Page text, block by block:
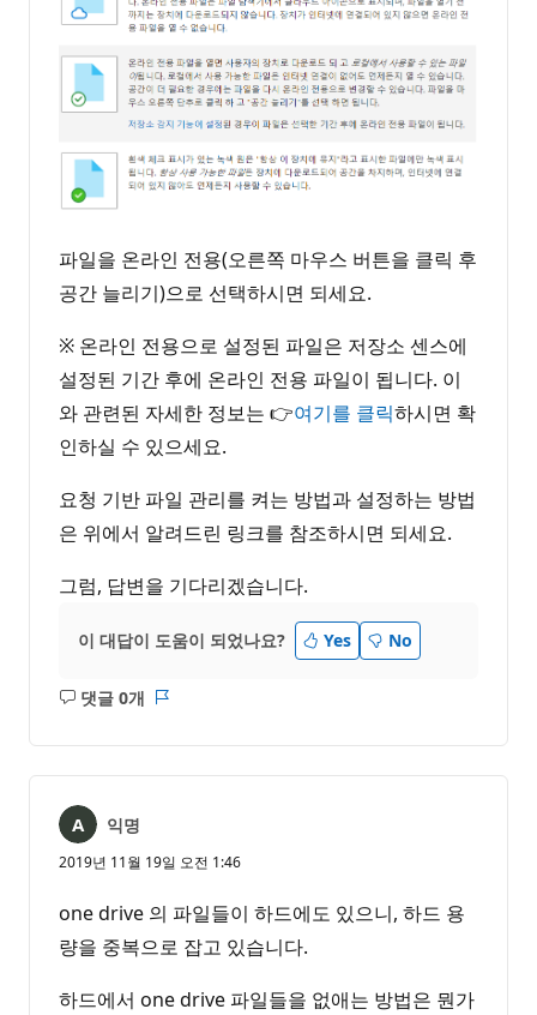
파일을 온라인 전용(오른쪽 마우스 버튼을 클릭 후
공간 늘리기)으로 선택하시면 되세요.
※ 온라인 전용으로 설정된 파일은 저장소 센스에
설정된 기간 후에 온라인 전용 파일이 됩니다. 이
와 관련된 자세한 정보는 👉여기를 클릭하시면 확
인하실 수 있으세요.
요청 기반 파일 관리를 켜는 방법과 설정하는 방법
은 위에서 알려드린 링크를 참조하시면 되세요.
그럼, 답변을 기다리겠습니다.
이 대답이 도움이 되었나요? Yes No
댓글 0개
설
음
익명
2019년 11월 19일 오전 1:46
one drive 의 파일들이 하드에도 있으니, 하드 용
량을 중복으로 잡고 있습니다.
하드에서 one drive 파일들을 없애는 방법은 뭔가